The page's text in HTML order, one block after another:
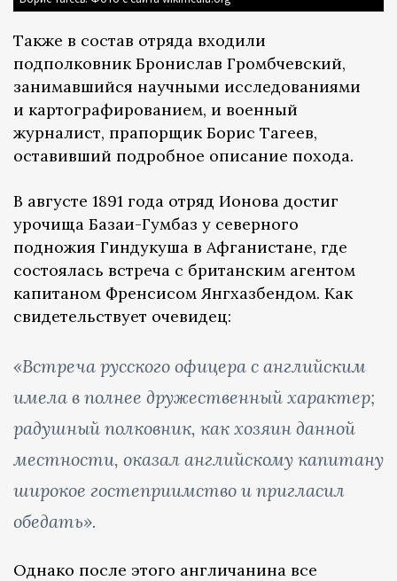
Также в состав отряда входили
подполковник Бронислав Громбчевский,
занимавшийся научными исследованиями
и картографированием, и военный
журналист, прапорщик Борис Тагеев,
оставивший подробное описание похода.
В августе 1891 года отряд Ионова достиг
урочища Базаи-Гумбаз у северного
подножия Гиндукуша в Афганистане, где
состоялась встреча с британским агентом
капитаном Френсисом Янгхазбендом. Как
свидетельствует очевидец:
«Встреча русского офицера с английским
имела в полнее дружественный характер;
радушный полковник, как хозяин данной
местности, оказал английскому капитану
широкое гостеприимство и пригласил
обедать».
Однако после этого англичанина все